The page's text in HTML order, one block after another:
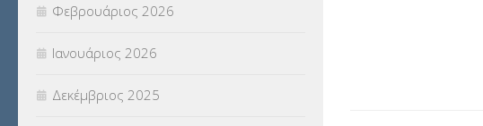
(18)
ΣΥΝΤΑΞΕΙΣ(12)
ΣΧΟΛΙΚΟΙ ΣΥΜΒΟΥΛΟΙ
Φεβρουάριος 2026
Ιανουάριος 2026
Δεκέμβριος 2025